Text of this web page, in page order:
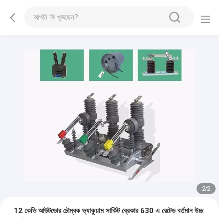
2/2
12 কেভি আউটডোর চৌম্বক ভ্যাকুয়াম সার্কিট ব্রেকার 630 এ রেটেড বর্তমান উচ্চ